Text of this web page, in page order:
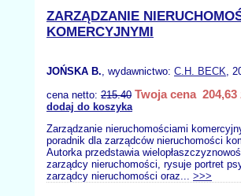
ZARZĄDZANIE
KOMERCYJNYMI
JOŃSKA B., wydawnictwo: C.H. BECK,
cena netto: 215.40 Twoja cena 204,63
dodaj do koszyka
Zarządzanie nieruchomościami
poradnik dla zarządców nieruchomości
Autorka przedstawia
zarządcy nieruchomości, rysuje portret
zarządcy nieruchomości oraz... >>>